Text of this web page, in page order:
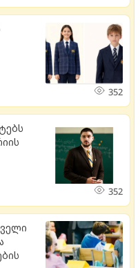
352
352